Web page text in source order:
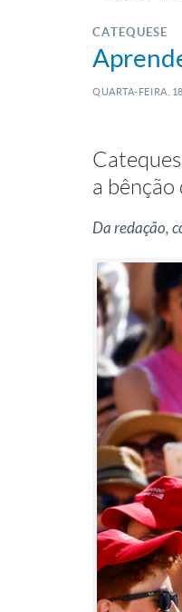
CATEQUESE
QUARTA-FEIRA, 18
a bênção
Da redação,